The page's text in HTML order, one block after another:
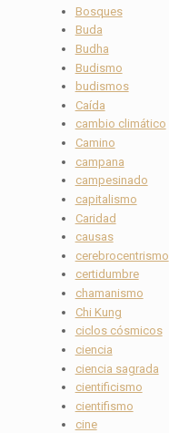
Bosques
Buda
Budha
Budismo
budismos
Caída
cambio climático
Camino
campana
campesinado
capitalismo
Caridad
causas
cerebrocentrismo
certidumbre
chamanismo
Chi Kung
ciclos cósmicos
ciencia
ciencia sagrada
cientificismo
cientifismo
cine